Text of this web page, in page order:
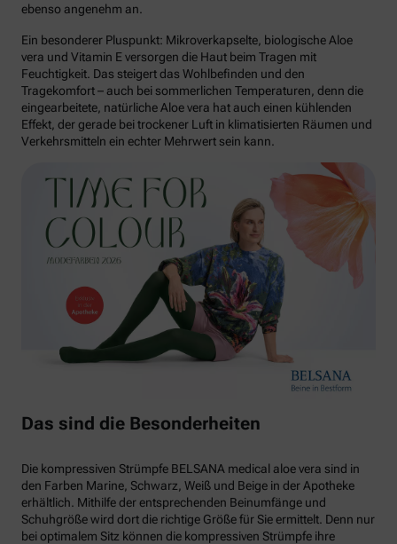
ebenso angenehm an.
Ein besonderer Pluspunkt: Mikroverkapselte, biologische Aloe
vera und Vitamin E versorgen die Haut beim Tragen mit
Feuchtigkeit. Das steigert das Wohlbefinden und den
Tragekomfort – auch bei sommerlichen Temperaturen, denn die
eingearbeitete, natürliche Aloe vera hat auch einen kühlenden
Effekt, der gerade bei trockener Luft in klimatisierten Räumen und
Verkehrsmitteln ein echter Mehrwert sein kann.
Das sind die Besonderheiten
Die kompressiven Strümpfe BELSANA medical aloe vera sind in
den Farben Marine, Schwarz, Weiß und Beige in der Apotheke
erhältlich. Mithilfe der entsprechenden Beinumfänge und
Schuhgröße wird dort die richtige Größe für Sie ermittelt. Denn nur
bei optimalem Sitz können die kompressiven Strümpfe ihre